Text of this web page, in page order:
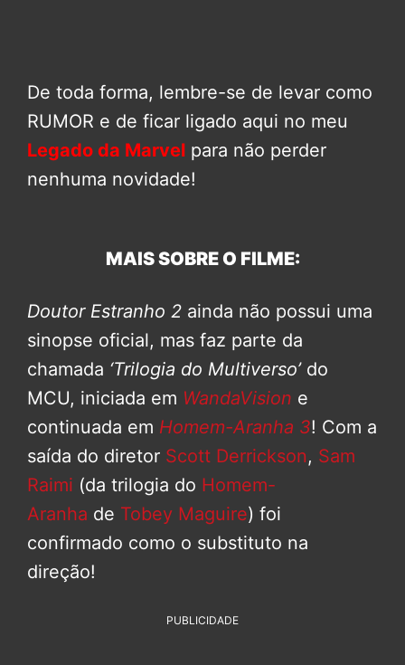
De toda forma, lembre-se de levar como
RUMOR e de ficar ligado aqui no meu
Legado da Marvel para não perder
nenhuma novidade!
MAIS SOBRE O FILME:
Doutor Estranho 2 ainda não possui uma
sinopse oficial, mas faz parte da
chamada ‘Trilogia do Multiverso’do
MCU, iniciada em WandaVision e
continuada em Homem-Aranha 3! Com a
saída do diretor Scott Derrickson, Sam
Raimi (da trilogia do Homem-
Aranha de Tobey Maguire) foi
confirmado como o substituto na
direção!
PUBLICIDADE